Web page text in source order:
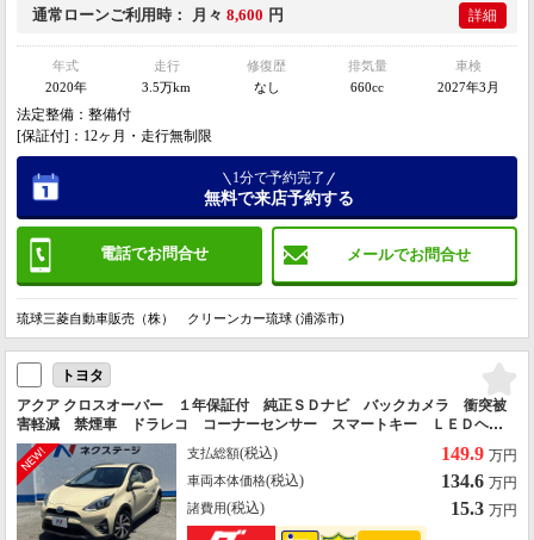
通常ローンご利用時 月々 8,600 円 詳細
年式
2020年
走行
3.5万km
修復歴
なし
排気量
660cc
車検
2027年3月
法定整備：整備付
[保証付]：12ヶ月・走行無制限
電話でお問合せ メールでお問合せ
1分で予約完了
無料で来店予約する
琉球三菱自動車販売（株） クリーンカー琉球 (浦添市)
トヨタ
アクア クロスオーバー １年保証付 純正ＳＤナビ バックカメラ 衝突被
害軽減 禁煙車 ドラレコ コーナーセンサー スマートキー ＬＥＤヘッ
ド ビルトインＥＴＣ 純正１６インチアルミ 車線逸脱警報 オートライ
ト オートエアコン
支払総額(税込) 149.9 万円
車両本体価格(税込) 134.6 万円
諸費用(税込) 15.3 万円